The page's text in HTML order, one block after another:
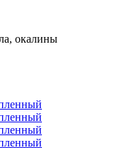
окалины